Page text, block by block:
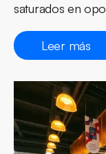
saturados en
Leer más